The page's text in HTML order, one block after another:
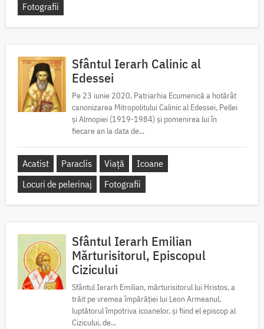
Fotografii
Sfântul Ierarh Calinic al
Edessei
Pe 23 iunie 2020, Patriarhia Ecumenică a hotărât
canonizarea Mitropolitului Calinic al Edessei, Pellei
și Almopiei (1919-1984) și pomenirea lui în
fiecare an la data de...
Acatist Paraclis Viață
Icoane
Locuri de pelerinaj
Fotografii
Sfântul Ierarh Emilian
Mărturisitorul, Episcopul
Cizicului
Sfântul Ierarh Emilian, mărturisitorul lui Hristos, a
trăit pe vremea împărăției lui Leon Armeanul,
luptătorul împotriva icoanelor, și fiind el episcop al
Cizicului, de...